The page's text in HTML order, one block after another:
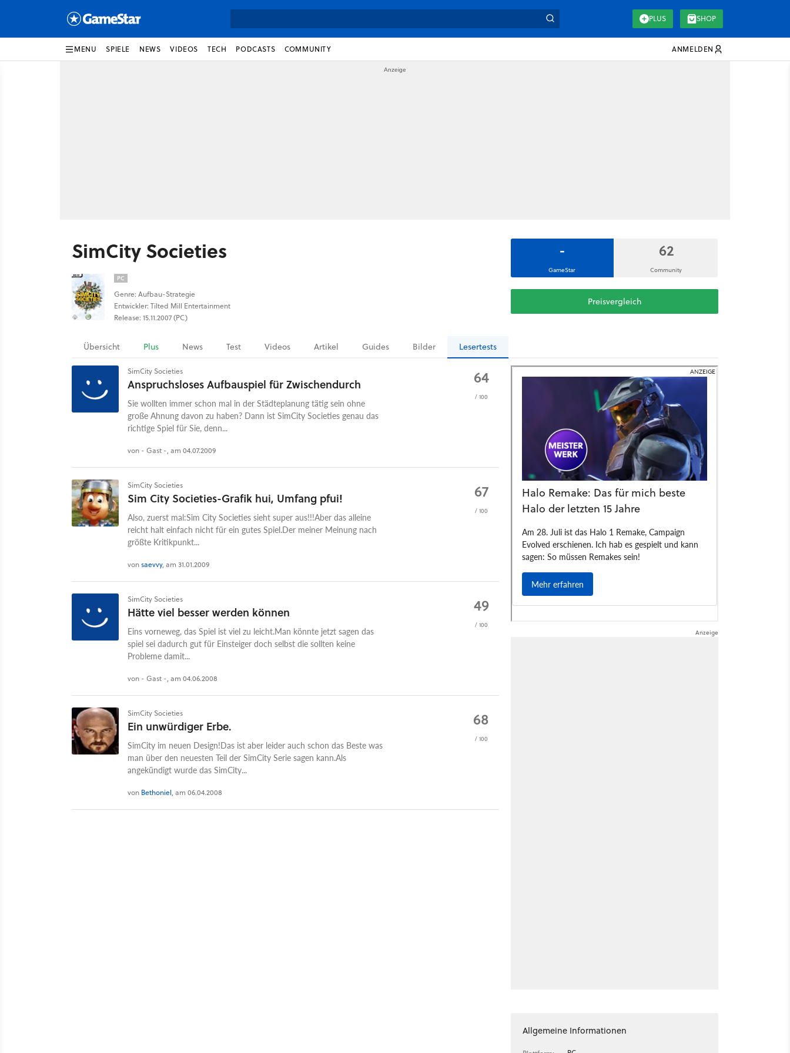
PLUS SHOP
MENU SPIELE NEWS VIDEOS TECH PODCASTS COMMUNITY ANMELDEN
SimCity Societies
PC
Genre: Aufbau-Strategie
Entwickler: Tilted Mill Entertainment
Release: 15.11.2007 (PC)
-
GameStar
62
Community
Preisvergleich
Übersicht Plus News Test Videos Artikel Guides Bilder Lesertests
SimCity Societies
Anspruchsloses Aufbauspiel für Zwischendurch
Sie wollten immer schon mal in der Städteplanung tätig sein ohne
große Ahnung davon zu haben? Dann ist SimCity Societies genau das
richtige Spiel für Sie, denn...
von - Gast -, am 04.07.2009
64
/ 100
SimCity Societies
Sim City Societies-Grafik hui, Umfang pfui!
Also, zuerst mal:Sim City Societies sieht super aus!!!Aber das alleine
reicht halt einfach nicht für ein gutes Spiel.Der meiner Meinung nach
größte Kritikpunkt...
vonsaevvy, am 31.01.2009
67
/ 100
SimCity Societies
Hätte viel besser werden können
Eins vorneweg, das Spiel ist viel zu leicht.Man könnte jetzt sagen das
spiel sei dadurch gut für Einsteiger doch selbst die sollten keine
Probleme damit...
von - Gast -, am 04.06.2008
49
/ 100
SimCity Societies
Ein unwürdiger Erbe.
SimCity im neuen Design!Das ist aber leider auch schon das Beste was
man über den neuesten Teil der SimCity Serie sagen kann.Als
angekündigt wurde das SimCity...
von Bethoniel, am 06.04.2008
68
/ 100
Allgemeine Informationen